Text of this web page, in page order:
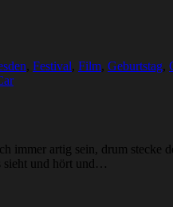
, Festival, Film, Geburtstag,
immer artig sein, drum stecke
sieht und hört und…